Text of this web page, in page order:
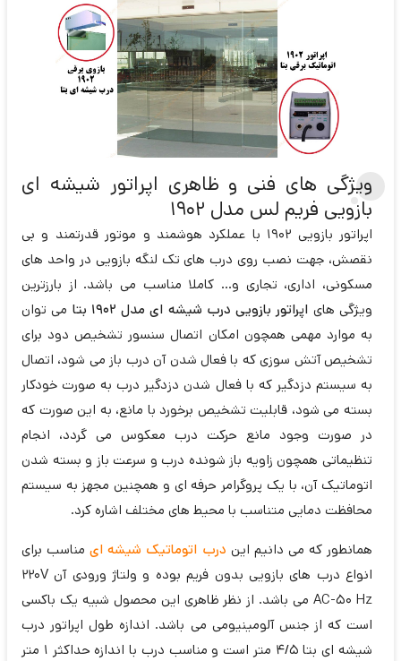
ویژگی های فنی و ظاهری اپراتور شیشه ای
بازویی فریم لس مدل ۱۹۰۲
اپراتور بازویی 1902 با عملکرد هوشمند و موتور قدرتمند و بی
نقصش، جهت نصب روی درب های تک لنگه بازویی در واحد های
مسکونی، اداری، تجاری و... کاملا مناسب می باشد. از بارزترین
ویژگی های اپراتور بازویی درب شیشه ای مدل 1902 بتا
می توان
به موارد مهمی همچون امکان اتصال سنسور تشخیص دود برای
تشخیص آتش سوزی که با فعال شدن آن درب باز می شود، اتصال
به سیستم دزدگیر که با فعال شدن دزدگیر درب به صورت خودکار
بسته می شود، قابلیت تشخیص برخورد با مانع، به این صورت که
در صورت وجود مانع حرکت درب معکوس می گردد، انجام
تنظیماتی همچون زاویه باز شونده درب و سرعت باز و بسته شدن
اتوماتیک آن، با یک پروگرامر حرفه ای و همچنین مجهز به سیستم
محافظت دمایی متناسب با محیط های مختلف اشاره کرد.
همانطور که می دانیم این درب اتوماتیک شیشه ایمناسب برای
انواع درب های بازویی بدون فریم بوده و ولتاژ ورودی آن ۲۲۰V
AC-50 Hz می باشد. از نظر ظاهری این محصول شبیه یک باکسی
است که از جنس آلومینیومی می باشد. اندازه طول اپراتور درب
شیشه ای بتا 4/5 متر است و مناسب درب با اندازه حداکثر 1 متر